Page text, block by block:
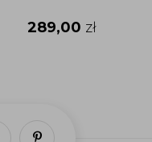
289,00 zł